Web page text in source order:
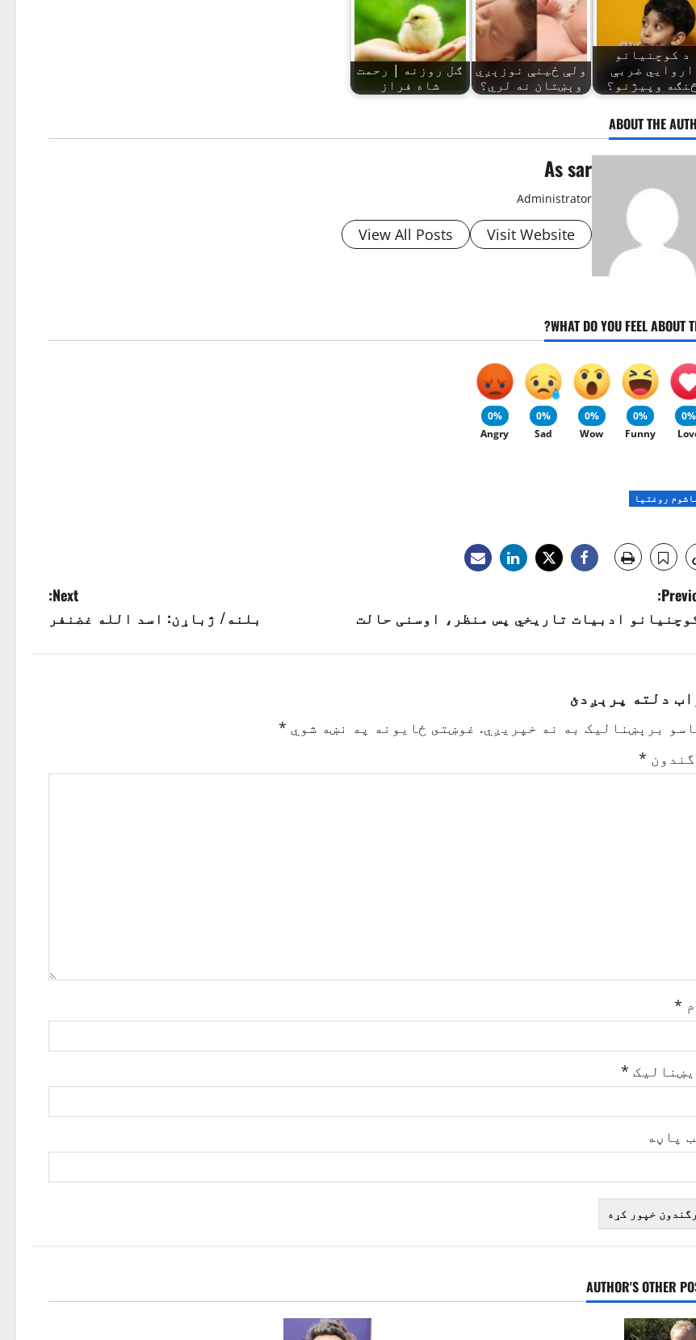
د کوچنيانو
اروايي ضربې
څنګه وپيژنو؟
ولې ځینې نوزېږي
وېښتان نه لري؟
ګل روزنه | رحمت
شاه فراز
ABOUT THE
As sar
Administrator
Visit Website
View All Posts
WHAT DO YOU FEEL ABOUT
0%
0%
Funny
0%
Wow
0%
Sad
0%
Angry
روغتیا
ادبیات تاریخي پس منظر، اوسنی حالت
Next:
بلنه/ ژباړن: اسد الله غضنفر
دلته پرېږدئ
برېښناليک به نه خپريږي. غوښتى ځایونه په نښه شوي *
*
*
*
پاڼه
AUTHOR'S OTHER